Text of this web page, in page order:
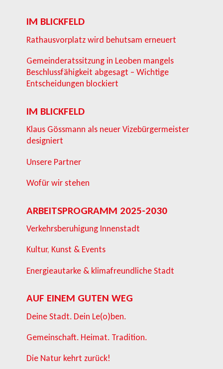
IM BLICKFELD
Rathausvorplatz wird behutsam erneuert
Gemeinderatssitzung in Leoben mangels
Beschlussfähigkeit abgesagt – Wichtige
Entscheidungen blockiert
IM BLICKFELD
Klaus Gössmann als neuer Vizebürgermeister
designiert
Unsere Partner
Wofür wir stehen
ARBEITSPROGRAMM 2025-2030
Verkehrsberuhigung Innenstadt
Kultur, Kunst & Events
Energieautarke & klimafreundliche Stadt
AUF EINEM GUTEN WEG
Deine Stadt. Dein Le(o)ben.
Gemeinschaft. Heimat. Tradition.
Die Natur kehrt zurück!